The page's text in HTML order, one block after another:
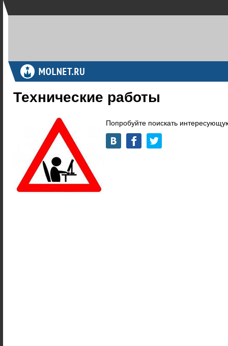
Технические работы
Попробуйте поискать